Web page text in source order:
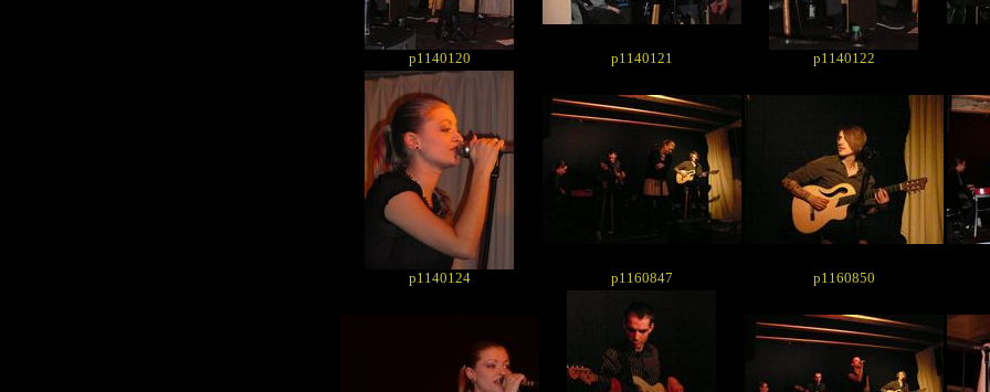
p1140120 p1140121 p1140122
p1140124 p1160847 p1160850